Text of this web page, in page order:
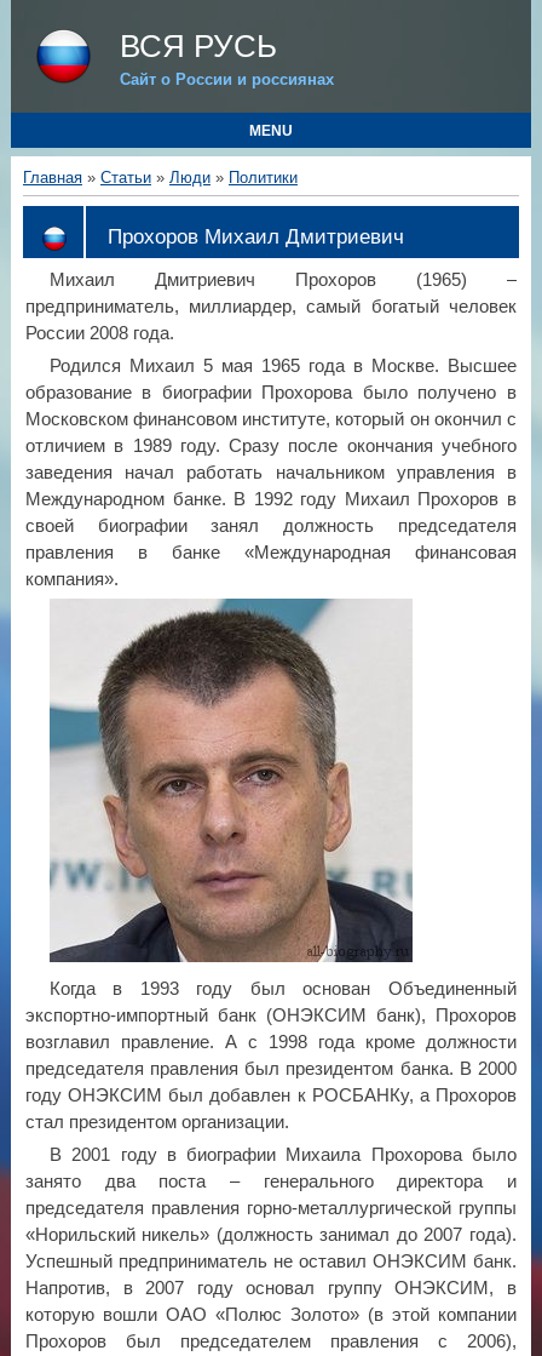
ВСЯ РУСЬ
Сайт о России и россиянах
MENU
Главная» Статьи» Люди» Политики
Прохоров Михаил Дмитриевич
Михаил Дмитриевич Прохоров (1965) –
предприниматель, миллиардер, самый богатый человек
России 2008 года.
Родился Михаил 5 мая 1965 года в Москве. Высшее
образование в биографии Прохорова было получено в
Московском финансовом институте, который он окончил с
отличием в 1989 году. Сразу после окончания учебного
заведения начал работать начальником управления в
Международном банке. В 1992 году Михаил Прохоров в
своей биографии занял должность председателя
правления в банке «Международная финансовая
компания».
Когда в 1993 году был основан Объединенный
экспортно-импортный банк (ОНЭКСИМ банк), Прохоров
возглавил правление. А с 1998 года кроме должности
председателя правления был президентом банка. В 2000
году ОНЭКСИМ был добавлен к РОСБАНКу, а Прохоров
стал президентом организации.
В 2001 году в биографии Михаила Прохорова было
занято два поста – генерального директора и
председателя правления горно-металлургической группы
«Норильский никель» (должность занимал до 2007 года).
Успешный предприниматель не оставил ОНЭКСИМ банк.
Напротив, в 2007 году основал группу ОНЭКСИМ, в
которую вошли ОАО «Полюс Золото» (в этой компании
Прохоров был председателем правления с 2006),